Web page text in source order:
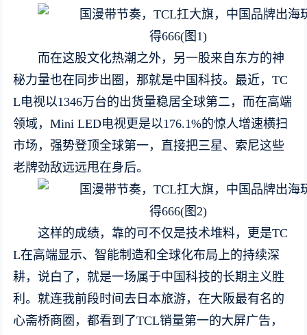
而在这股文化热潮之外，另一股来自东方的神
秘力量也在同步出圈，那就是中国科技。最近，TC
L电视以1346万台的出货量稳居全球第二，而在高端
领域，Mini LED电视更是以176.1%的惊人增速横扫
市场，强势登顶全球第一，直接把三星、索尼这些
老牌劲敌远远甩在身后。
这样的成绩，靠的可不仅是技术堆料，更是TC
L在高端显示、智能制造和全球化布局上的持续深
耕，说白了，就是一场属于中国科技的长期主义胜
利。就连我前段时间去日本旅游，在大阪最有名的
心斋桥商圈，都看到了TCL销量第一的大屏广告，